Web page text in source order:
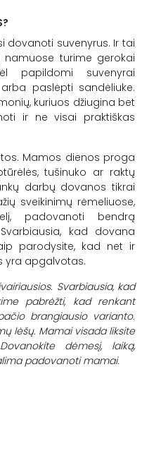
dovanoti suvenyrus. Ir tai
turime gerokai
papildomi suvenyrai
paslėpti sandėliuke.
kuriuos džiugina bet
ir ne visai praktiškas
Mamos dienos proga
tušinuko ar raktų
darbų dovanos tikrai
sveikinimų rėmeliuose,
padovanoti bendrą
kad dovana
parodysite, kad net ir
yra apgalvotas.
Svarbiausia, kad
pabrėžti, kad renkant
brangiausio varianto.
lėšų. Mamai visada liksite
dėmesį, laiką,
padovanoti mamai.